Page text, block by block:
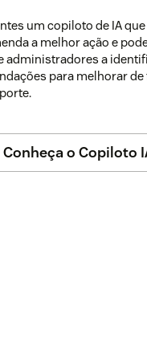
um copiloto de IA
a melhor ação e
administradores a
para melhorar
Conheça o Copiloto